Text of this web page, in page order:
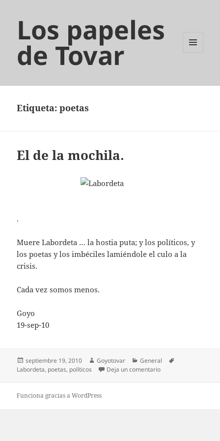
Los papeles
de Tovar
Etiqueta:poetas
El de la mochila.
.
Muere Labordeta … la hostia puta; y los políticos, y
los poetas y los imbéciles lamiéndole el culo a la
crisis.
Cada vez somos menos.
Goyo
19-sep-10
Publicado
el
septiembre 19, 2010 Autor
Goyotovar Categorías
General
Labordeta, poetas, políticos Deja un comentarioen El de la mochila.
Funciona gracias a WordPress